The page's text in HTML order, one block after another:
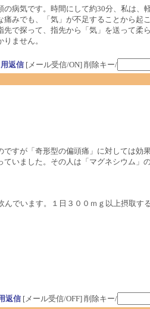
病気です。時間にして約30分、私は、
みでも、「気」が不足することから起こ
で探って、指先から「気」を送って柔
ません。
返信[メール受信/ON] 削除キー/
すが「奇形型の偏頭痛」に対しては効果
いました。その人は「マグネシウム」
でいます。１日３００ｍｇ以上摂取す
返信[メール受信/OFF] 削除キー/